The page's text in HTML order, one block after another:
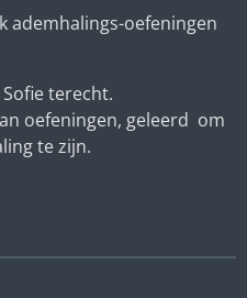
ademhalings-oefeningen
terecht.
oefeningen, geleerd om
te zijn.